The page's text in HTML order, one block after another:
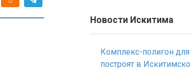
Новости Искитима
Комплекс-полигон
построят в